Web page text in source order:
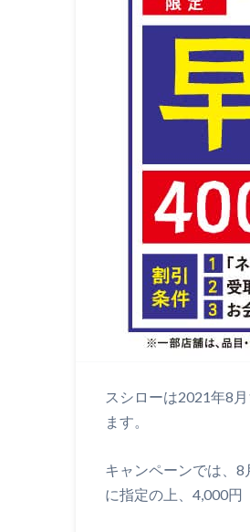
スシローは2021年8
ます。
キャンペーンでは、
に指定の上、4,000円